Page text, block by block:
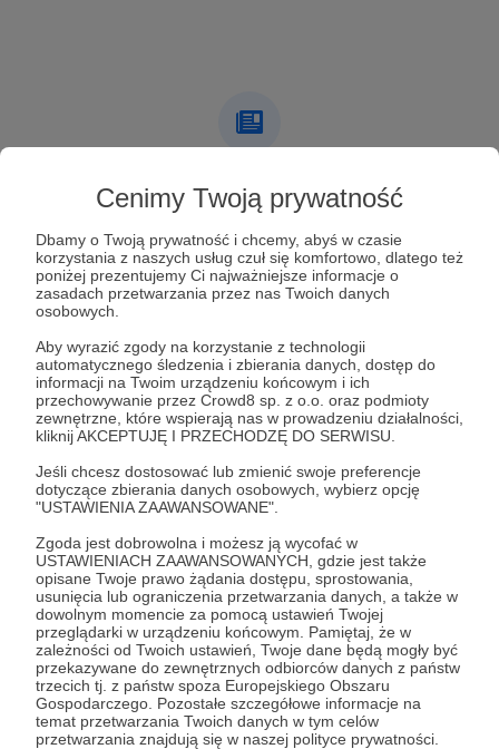
Cenimy Twoją prywatność
Dbamy o Twoją prywatność i chcemy, abyś w czasie
korzystania z naszych usług czuł się komfortowo, dlatego też
poniżej prezentujemy Ci najważniejsze informacje o
zasadach przetwarzania przez nas Twoich danych
osobowych.
Aby wyrazić zgody na korzystanie z technologii
automatycznego śledzenia i zbierania danych, dostęp do
informacji na Twoim urządzeniu końcowym i ich
przechowywanie przez Crowd8 sp. z o.o. oraz podmioty
zewnętrzne, które wspierają nas w prowadzeniu działalności,
kliknij AKCEPTUJĘ I PRZECHODZĘ DO SERWISU.
Jeśli chcesz dostosować lub zmienić swoje preferencje
dotyczące zbierania danych osobowych, wybierz opcję
"USTAWIENIA ZAAWANSOWANE".
Zgoda jest dobrowolna i możesz ją wycofać w
USTAWIENIACH ZAAWANSOWANYCH, gdzie jest także
opisane Twoje prawo żądania dostępu, sprostowania,
usunięcia lub ograniczenia przetwarzania danych, a także w
dowolnym momencie za pomocą ustawień Twojej
przeglądarki w urządzeniu końcowym. Pamiętaj, że w
zależności od Twoich ustawień, Twoje dane będą mogły być
przekazywane do zewnętrznych odbiorców danych z państw
trzecich tj. z państw spoza Europejskiego Obszaru
Gospodarczego. Pozostałe szczegółowe informacje na
temat przetwarzania Twoich danych w tym celów
przetwarzania znajdują się w naszej polityce prywatności.
Lista postów jest pusta
Autor nie dodał jeszcze żadnych postów
Dołącz do grona Patronów!
Wesprzyj działalność Autorarepertuary-pljuż teraz!
Zostań Patronem